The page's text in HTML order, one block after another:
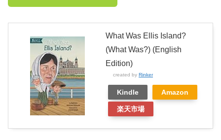
What Was Ellis Island?
(What Was?) (English
Edition)
created by Rinker
Kindle Amazon
楽天市場